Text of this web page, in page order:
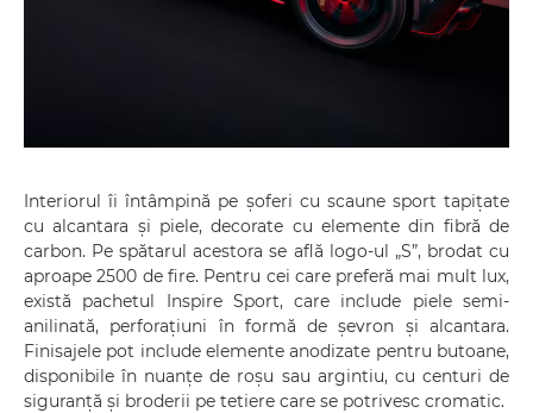
Interiorul îi întâmpină pe șoferi cu scaune sport tapițate
cu alcantara și piele, decorate cu elemente din fibră de
carbon. Pe spătarul acestora se află logo-ul „S”, brodat cu
aproape 2500 de fire. Pentru cei care preferă mai mult lux,
există pachetul Inspire Sport, care include piele semi-
anilinată, perforațiuni în formă de șevron și alcantara.
Finisajele pot include elemente anodizate pentru butoane,
disponibile în nuanțe de roșu sau argintiu, cu centuri de
siguranță și broderii pe tetiere care se potrivesc cromatic.